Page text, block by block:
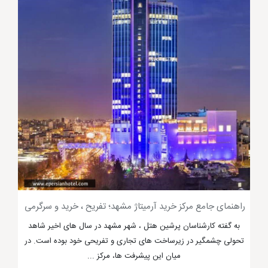
پاساژ فردوسی مشهد
مجتمع تجاری آسمان یکی بازارهای لوکس
مشهد
مجتمع تجاری آسمان مشهد یکی از لوکس ترین بازارهای
مشهد است که مراجعه به آن جیبی سرشاز پول می خواهد.
این مجتمع تجاری مشهد در میدان 17 شهریور قرار گرفته
که فاصله ی اندکی با حرم مطهر، باغ خونی و
راهنمای جامع مرکز خرید آرمیتاژ مشهد؛ تفریح ، خرید و سرگرمی
به گفته کارشناسان پرشین هتل ، شهر مشهد در سال های اخیر شاهد
تحولی چشمگیر در زیرساخت های تجاری و تفریحی خود بوده است. در
میان این پیشرفت ها، مرکز ...